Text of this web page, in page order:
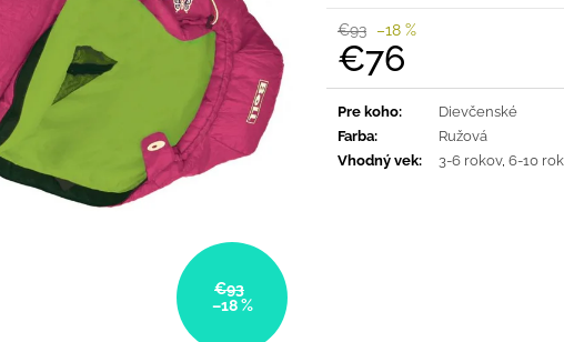
€93 –18 %
€76
Jednotková
cena:
Pre koho:
Dievčenské
Farba:
Ružová
Vhodný vek: 3-6 rokov, 6-10
€93
–18 %